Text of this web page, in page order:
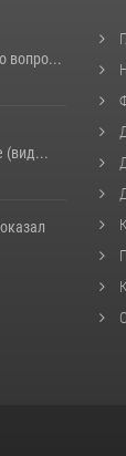
вопро...
(вид...